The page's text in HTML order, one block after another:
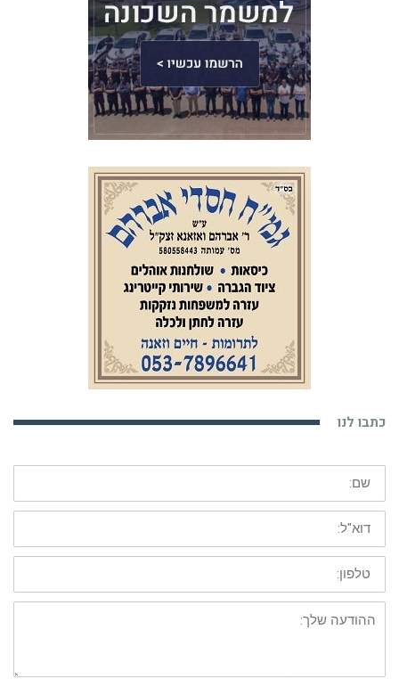
כתבו לנו
שם:
דוא"ל:
טלפון:
ההודעה
שלך: